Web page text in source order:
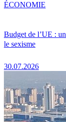
Budget de l’UE :
le sexisme
30.07.2026
ÉCONOMIE